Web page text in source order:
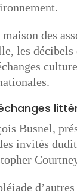
maison des
les décibels
Busnel,
invités